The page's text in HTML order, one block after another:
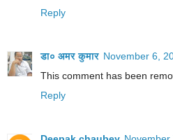
Reply
डा० अमर कुमार November 6,
This comment has been
Reply